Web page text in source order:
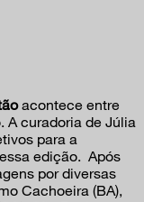
acontece entre
A curadoria de Júlia
para a
edição. Após
por diversas
Cachoeira (BA),